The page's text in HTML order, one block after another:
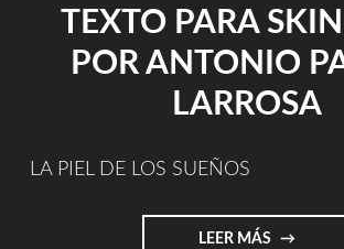
TEXTO PARA
POR ANTONIO
LARROSA
LA PIEL DE LOS SUEÑOS
LEER MÁS "LA